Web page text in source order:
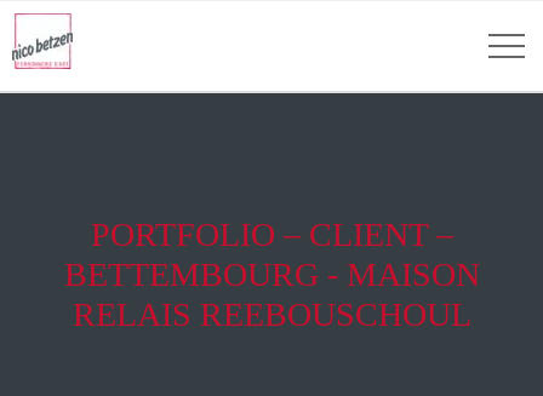
PORTFOLIO – CLIENT –
BETTEMBOURG - MAISON
RELAIS REEBOUSCHOUL